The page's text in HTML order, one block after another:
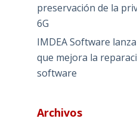
preservación de la
6G
IMDEA Software
que mejora la
software
Archivos